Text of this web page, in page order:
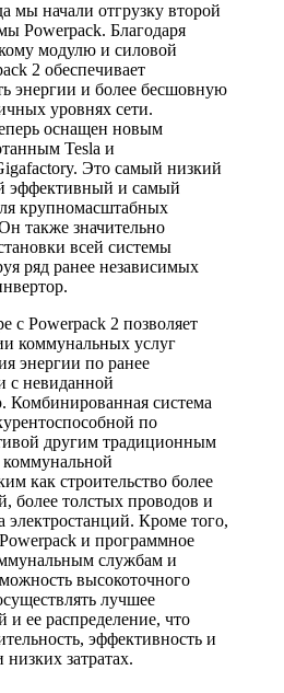
мы начали отгрузку второй
Powerpack. Благодаря
модулю и силовой
2 обеспечивает
энергии и более бесшовную
уровнях сети.
оснащен новым
Tesla и
Это самый низкий
эффективный и самый
крупномасштабных
также значительно
всей системы
ряд ранее независимых
с Powerpack 2 позволяет
коммунальных услуг
энергии по ранее
с невиданной
Комбинированная система
по
другим традиционным
как строительство более
более толстых проводов и
электростанций. Кроме того,
и программное
службам и
высокоточного
лучшее
и ее распределение, что
эффективность и
затратах.